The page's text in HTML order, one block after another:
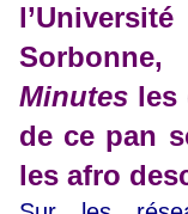
Minutes les
de ce pan
les afro